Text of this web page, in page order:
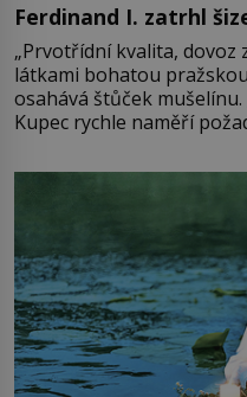
Ferdinand I. zatrhl
„Prvotřídní kvalita, dovoz
látkami bohatou
osahává štůček
Kupec rychle naměří
milostpaní. Stačí jenom
množství růžového